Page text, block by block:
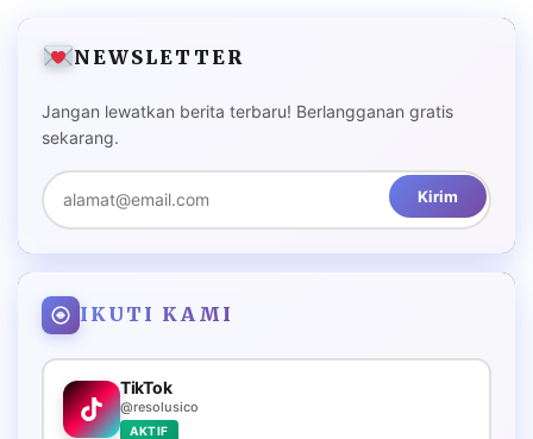
NEWSLETTER
Jangan lewatkan berita terbaru! Berlangganan gratis
sekarang.
Kirim
IKUTI KAMI
TikTok
@resolusico
AKTIF